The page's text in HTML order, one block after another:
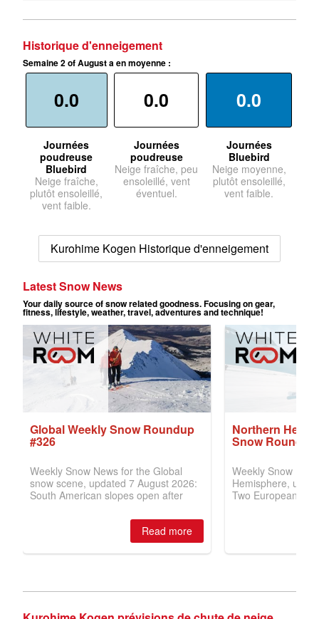
Historique d'enneigement
Semaine 2 of August a en moyenne :
0.0
Journées
poudreuse
Bluebird
Neige fraîche,
plutôt ensoleillé,
vent faible.
0.0
Journées
poudreuse
Neige fraîche, peu
ensoleillé, vent
éventuel.
0.0
Journées
Bluebird
Neige moyenne,
plutôt ensoleillé,
vent faible.
Kurohime Kogen Historique d'enneigement